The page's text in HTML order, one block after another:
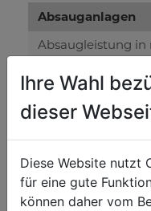
Absauganlagen
Absaugleistung in
Lautstärke und
Schall-
Ihre Wahl
dieser
Diese Website nutzt
für eine gute
können daher vom